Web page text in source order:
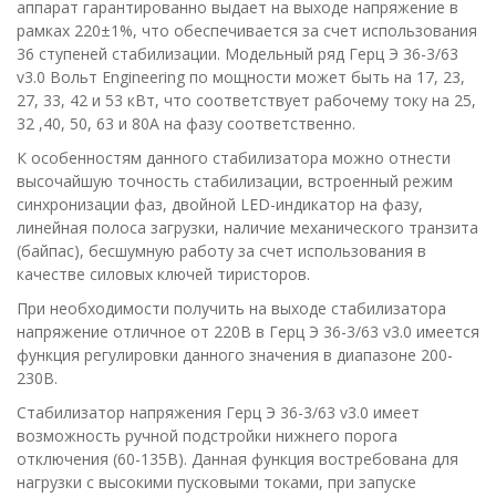
аппарат гарантированно выдает на выходе напряжение в
рамках 220±1%, что обеспечивается за счет использования
36 ступеней стабилизации. Модельный ряд Герц Э 36-3/63
v3.0 Вольт Engineering по мощности может быть на 17, 23,
27, 33, 42 и 53 кВт, что соответствует рабочему току на 25,
32 ,40, 50, 63 и 80А на фазу соответственно.
К особенностям данного стабилизатора можно отнести
высочайшую точность стабилизации, встроенный режим
синхронизации фаз, двойной LED-индикатор на фазу,
линейная полоса загрузки, наличие механического транзита
(байпас), бесшумную работу за счет использования в
качестве силовых ключей тиристоров.
При необходимости получить на выходе стабилизатора
напряжение отличное от 220В в Герц Э 36-3/63 v3.0 имеется
функция регулировки данного значения в диапазоне 200-
230В.
Стабилизатор напряжения Герц Э 36-3/63 v3.0 имеет
возможность ручной подстройки нижнего порога
отключения (60-135В). Данная функция востребована для
нагрузки с высокими пусковыми токами, при запуске